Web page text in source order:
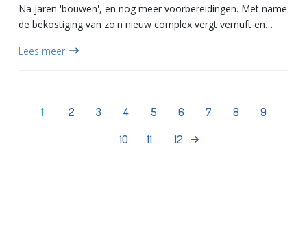
Na jaren 'bouwen', en nog meer voorbereidingen. Met name
de bekostiging van zo'n nieuw complex vergt vernuft en
insp...
Lees meer
1 2 3 4 5 6 7 8
9
10
11 12